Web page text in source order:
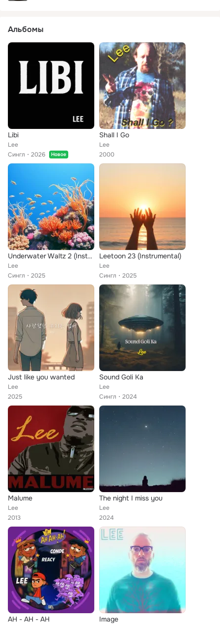
Альбомы
Libi
Lee
Сингл
2026 Новое
Shall I Go
Lee
2000
Underwater Waltz 2 (Instrumental)
Lee
Сингл
2025
Leetoon 23 (Instrumental)
Lee
Сингл
2025
Just like you wanted
Lee
2025
Sound Goli Ka
Lee
Сингл
2024
Malume
Lee
2013
The night I miss you
Lee
2024
AH - AH - AH Image